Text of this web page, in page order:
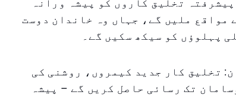
تخلیق کاروں کو پیشہ ورانہ
مواقع ملیں گے، جہاں وہ خاندان دوست
پہلوؤں کو سیکھ سکیں گے۔
تخلیق کار جدید کیمروں، روشنی کی
تک رسائی حاصل کریں گے – پیشہ